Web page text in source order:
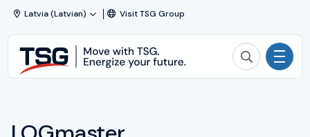
Skip to content
Nozares
Latvia (Latvian) Visit TSG Group
TSG
Search TSG